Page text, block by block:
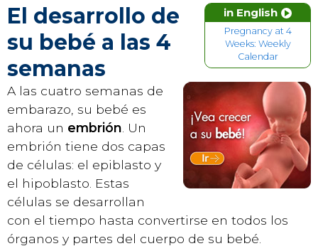
in English
Pregnancy at 4
Weeks: Weekly
Calendar
El desarrollo de
su bebé a las 4
semanas
A las cuatro semanas de
embarazo, su bebé es
ahora un embrión . Un
embrión tiene dos capas
de células: el epiblasto y
el hipoblasto. Estas
células se desarrollan
con el tiempo hasta convertirse en todos los
órganos y partes del cuerpo de su bebé.